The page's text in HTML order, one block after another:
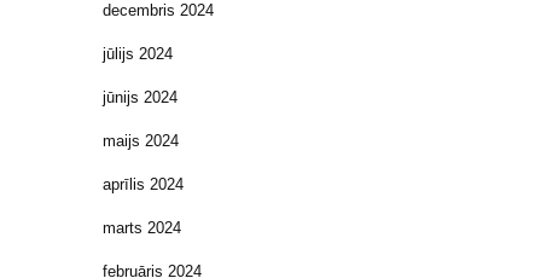
decembris 2024
jūlijs 2024
jūnijs 2024
maijs 2024
aprīlis 2024
marts 2024
februāris 2024